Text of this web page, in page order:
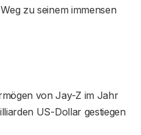
zu seinem immensen
von Jay-Z im Jahr
US-Dollar gestiegen